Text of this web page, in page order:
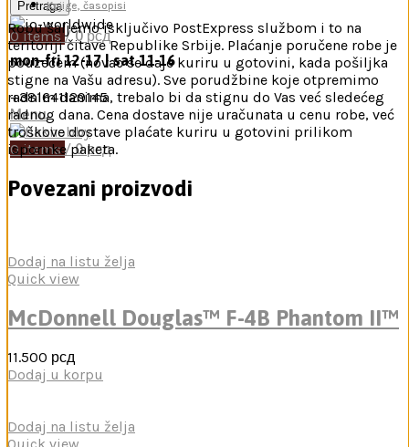
Pretraga
mon-fri 12-17 | sat 11-16
+381641129145
Menu
0items/ 0рсд
Knjige, časopisi
0items/ 0рсд
Robu šaljemo isključivo PostExpress službom i to na
teritoriji čitave Republike Srbije. Plaćanje poručene robe je
pouzećem (novac se daje kuriru u gotovini, kada pošiljka
stigne na Vašu adresu). Sve porudžbine koje otpremimo
radnim danima, trebalo bi da stignu do Vas već sledećeg
radnog dana. Cena dostave nije uračunata u cenu robe, već
troškove dostave plaćate kuriru u gotovini prilikom
isporuke paketa.
Povezani proizvodi
Dodaj na listu želja
Quick view
McDonnell Douglas™ F-4B Phantom II™
11.500 рсд
Dodaj u korpu
Dodaj na listu želja